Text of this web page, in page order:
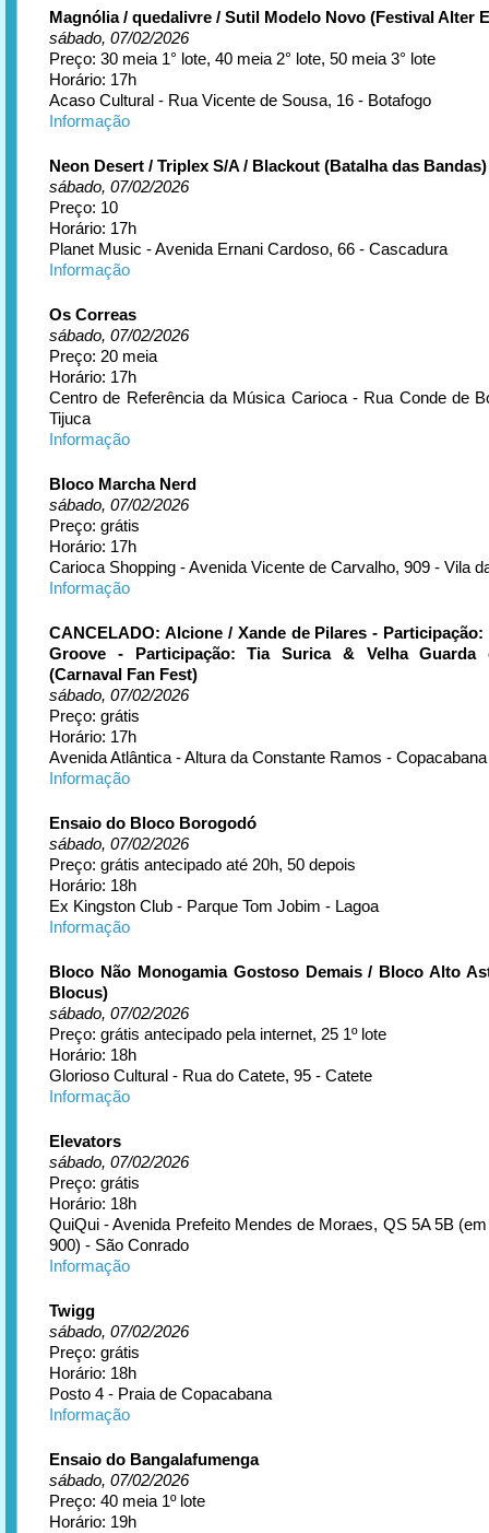
Magnólia / quedalivre / Sutil Modelo Novo (Festival Alter
sábado, 07/02/2026
Preço: 30 meia 1° lote, 40 meia 2° lote, 50 meia 3° lote
Horário: 17h
Acaso Cultural - Rua Vicente de Sousa, 16 - Botafogo
Informação
Neon Desert / Triplex S/A / Blackout (Batalha das Bandas)
sábado, 07/02/2026
Preço: 10
Horário: 17h
Planet Music - Avenida Ernani Cardoso, 66 - Cascadura
Informação
Os Correas
sábado, 07/02/2026
Preço: 20 meia
Horário: 17h
Centro de Referência da Música Carioca - Rua Conde de
Tijuca
Informação
Bloco Marcha Nerd
sábado, 07/02/2026
Preço: grátis
Horário: 17h
Carioca Shopping - Avenida Vicente de Carvalho, 909 - Vila
Informação
CANCELADO: Alcione / Xande de Pilares -
Groove - Participação: Tia Surica & Velha Guarda
(Carnaval Fan Fest)
sábado, 07/02/2026
Preço: grátis
Horário: 17h
Avenida Atlântica - Altura da Constante Ramos - Copacabana
Informação
Ensaio do Bloco Borogodó
sábado, 07/02/2026
Preço: grátis antecipado até 20h, 50 depois
Horário: 18h
Ex Kingston Club - Parque Tom Jobim - Lagoa
Informação
Bloco Não Monogamia Gostoso Demais / Bloco Alto
Blocus)
sábado, 07/02/2026
Preço: grátis antecipado pela internet, 25 1º lote
Horário: 18h
Glorioso Cultural - Rua do Catete, 95 - Catete
Informação
Elevators
sábado, 07/02/2026
Preço: grátis
Horário: 18h
QuiQui - Avenida Prefeito Mendes de Moraes, QS 5A 5B (em
900) - São Conrado
Informação
Twigg
sábado, 07/02/2026
Preço: grátis
Horário: 18h
Posto 4 - Praia de Copacabana
Informação
Ensaio do Bangalafumenga
sábado, 07/02/2026
Preço: 40 meia 1º lote
Horário: 19h